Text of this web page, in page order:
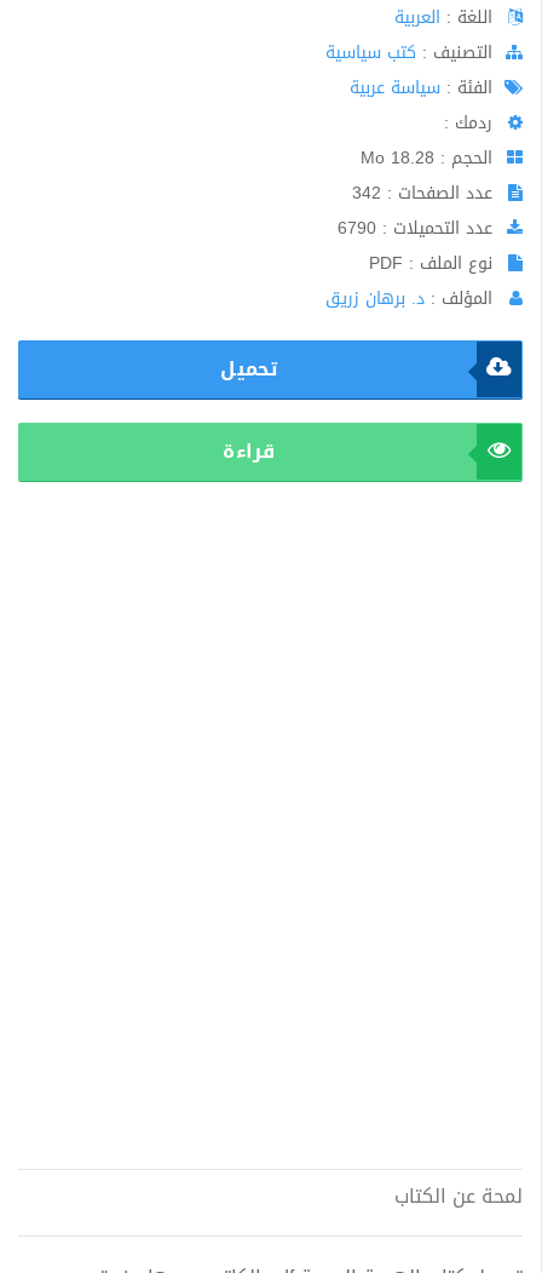
اللغة : العربية
اﻟﺘﺼﻨﻴﻒ : كتب سياسية
الفئة : سياسة عربية
ردمك :
الحجم : 18.28 Mo
عدد الصفحات : 342
عدد التحميلات : 6790
نوع الملف : PDF
المؤلف : د. برهان زريق
تحميل
قراءة
لمحة عن الكتاب